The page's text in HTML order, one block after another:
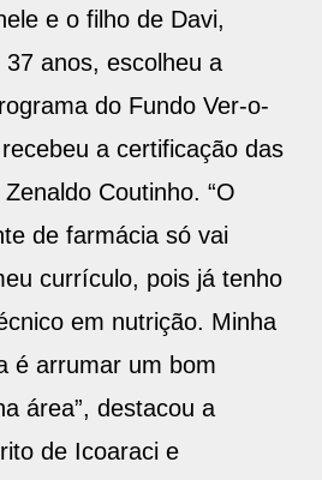
e o filho de Davi,
anos, escolheu a
do Fundo Ver-o-
a certificação das
Coutinho. “O
de farmácia só vai
currículo, pois já tenho
em nutrição. Minha
é arrumar um bom
área”, destacou a
de Icoaraci e